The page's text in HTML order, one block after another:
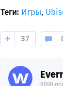
Теги: Игры,
37
8090